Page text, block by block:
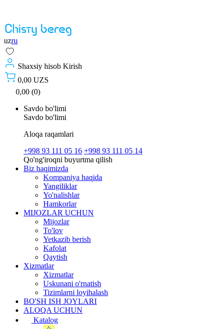
uzru
Shaxsiy hisob Kirish
0,00 UZS
0,00 (0)
Savdo bo'limi
Savdo bo'limi
Aloqa raqamlari
+998 93 111 05 16 +998 93 111 05 14
Qo'ng'iroqni buyurtma qilish
Biz haqimizda
Kompaniya haqida
Yangiliklar
Yo'nalishlar
Hamkorlar
MIJOZLAR UCHUN
Mijozlar
To'lov
Yetkazib berish
Kafolat
Qaytish
Xizmatlar
Xizmatlar
Uskunani o'rnatish
Tizimlarni loyihalash
BO'SH ISH JOYLARI
ALOQA UCHUN
Katalog